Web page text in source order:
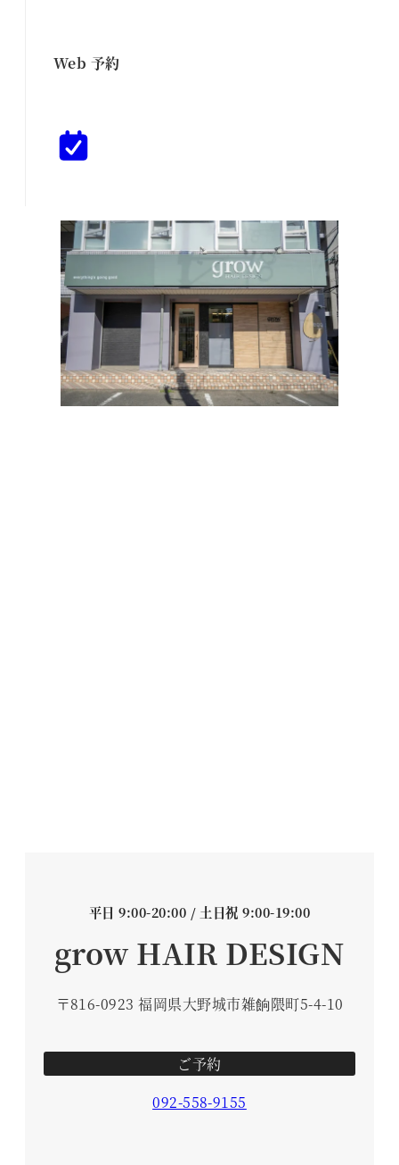
Web 予約
平日 9:00-20:00 / 土日祝 9:00-19:00
grow HAIR DESIGN
〒816-0923 福岡県大野城市雑餉隈町5-4-10
ご予約
092-558-9155